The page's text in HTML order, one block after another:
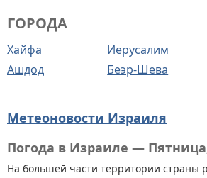
ГОРОДА
Хайфа Иерусалим
Ашдод
Беэр-Шева
Метеоновости Израиля
Погода в Израиле —
На большей части территории страны